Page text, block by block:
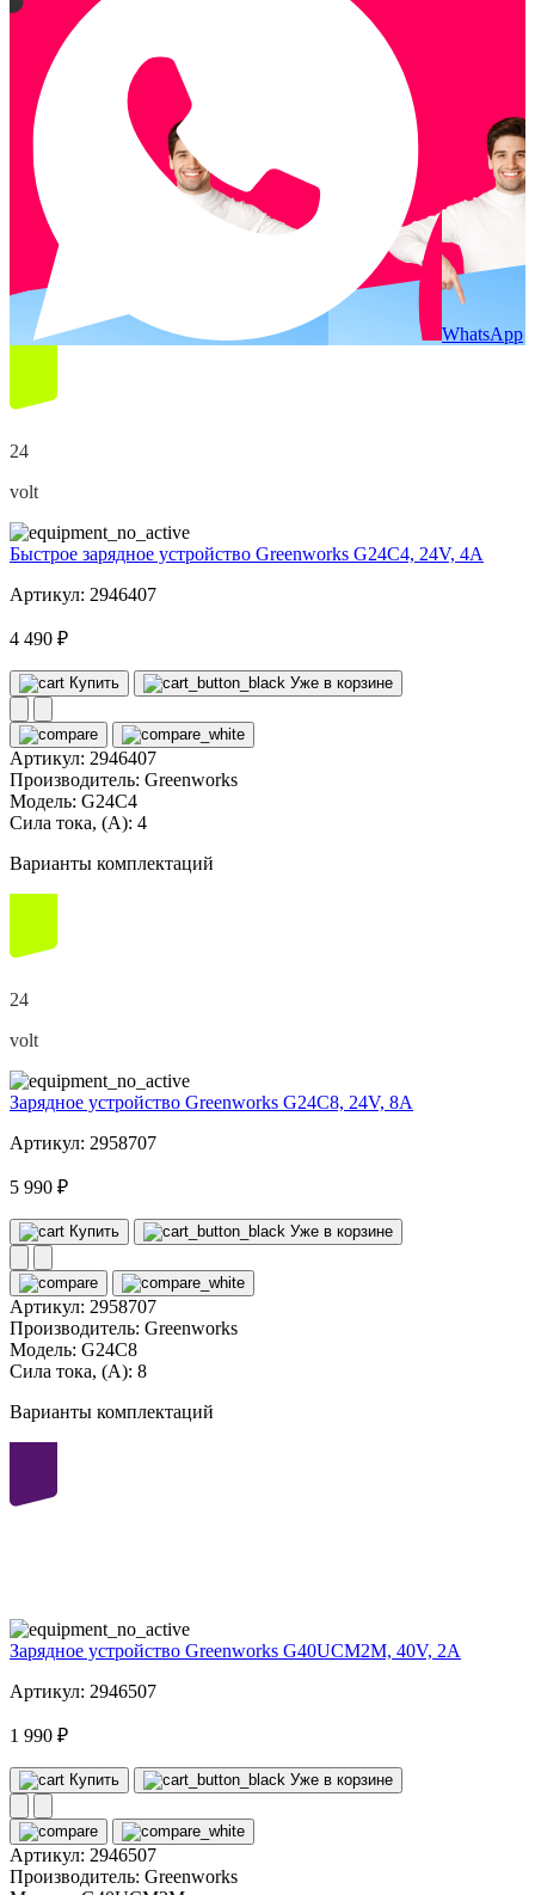
WhatsApp
24
volt
Быстрое зарядное устройство Greenworks G24C4, 24V, 4А
Артикул: 2946407
4 490 ₽
Купить Уже в корзине
Артикул: 2946407
Производитель: Greenworks
Модель: G24C4
Сила тока, (А): 4
Варианты комплектаций
24
volt
Зарядное устройство Greenworks G24C8, 24V, 8А
Артикул: 2958707
5 990 ₽
Купить Уже в корзине
Артикул: 2958707
Производитель: Greenworks
Модель: G24C8
Сила тока, (А): 8
Варианты комплектаций
Зарядное устройство Greenworks G40UCM2M, 40V, 2A
Артикул: 2946507
1 990 ₽
Купить Уже в корзине
Артикул: 2946507
Производитель: Greenworks